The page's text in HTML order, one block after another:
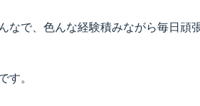
なで、色んな経験積みながら毎日頑
す。